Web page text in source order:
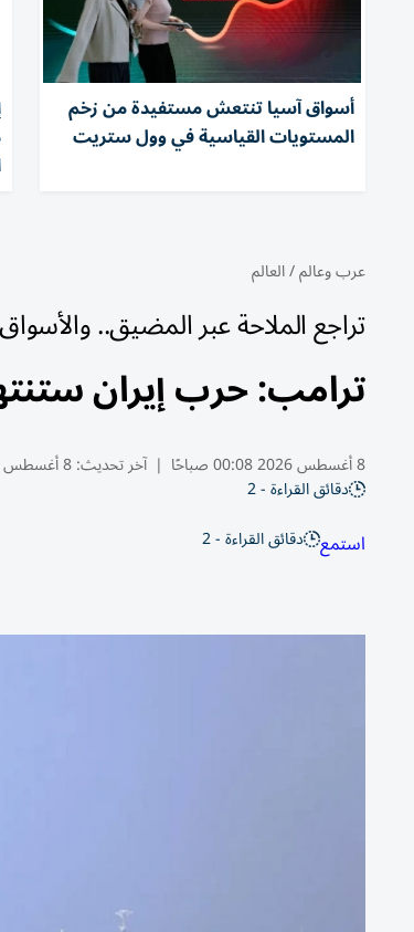
أسواق آسيا تنتعش مستفيدة من زخم
المستويات القياسية في وول ستريت
عرب وعالم/العالم
تراجع الملاحة عبر المضيق..
ترامب: حرب إيران
8 أغسطس 2026 00:08 صباحًا | آخر تحديث:8 أغسطس 00:09 2026
دقائق القراءة - 2
استمع دقائق القراءة - 2